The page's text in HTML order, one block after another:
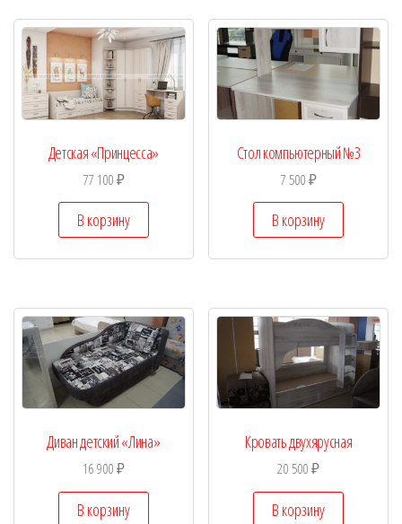
Детская «Принцесса»
77 100₽
В корзину
Стол компьютерный №3
7 500₽
В корзину
Диван детский «Лина»
16 900₽
В корзину
Кровать двухярусная
20 500₽
В корзину